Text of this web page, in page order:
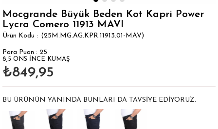
Mocgrande Büyük Beden Kot Kapri Power
Lycra Comero 11913 MAVI
(25M.MG.AG.KPR.11913.01-MAV)
Para Puan : 25
8,5 ONS İNCE KUMAŞ
₺849,95
BU ÜRÜNÜN YANINDA BUNLARI DA TAVSIYE EDIYORUZ.